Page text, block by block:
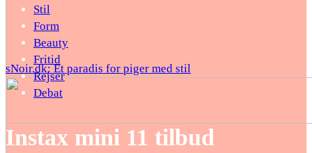
sNoir.dk: Et paradis for piger med stil
Stil
Form
Beauty
Fritid
Rejser
Debat
Instax mini 11 tilbud